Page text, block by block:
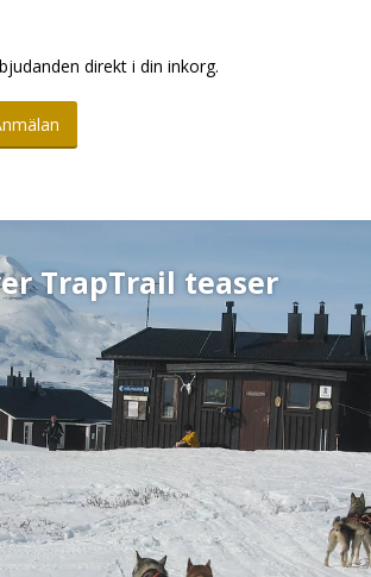
direkt i din inkorg.
TrapTrail teaser